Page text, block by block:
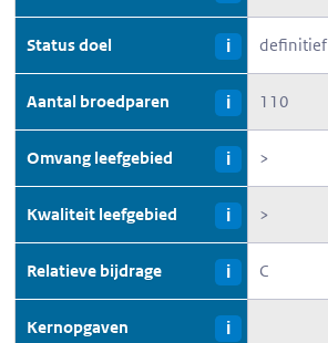
Status doel i definitief
Aantal broedparen i 110
Omvang leefgebied i >
Kwaliteit leefgebied i >
Relatieve bijdrage i C
Kernopgaven i